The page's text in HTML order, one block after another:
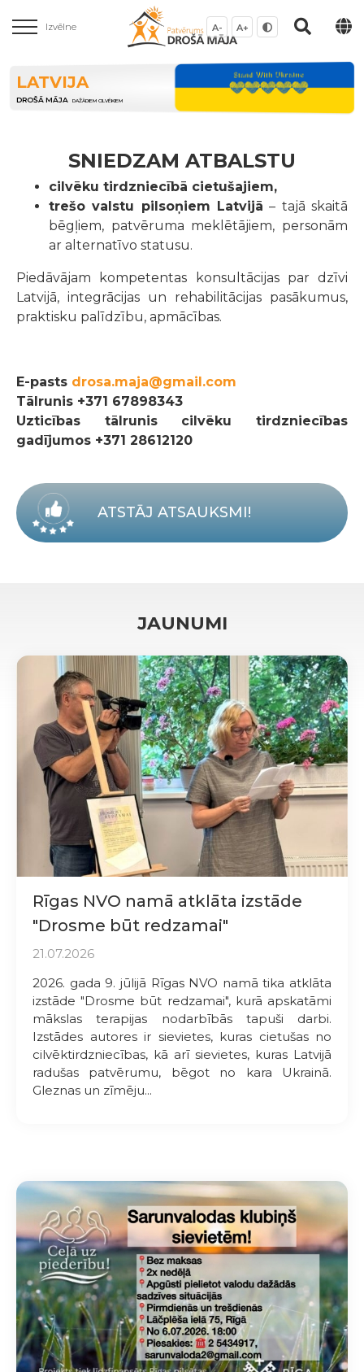
Izvēlne A- A+
LATVIJA
DROŠĀ MĀJA DAŽĀDIEM CILVĒKIEM
SNIEDZAM ATBALSTU
cilvēku tirdzniecībā cietušajiem,
trešo valstu pilsoņiem Latvijā – tajā skaitā
bēgļiem, patvēruma meklētājiem, personām
ar alternatīvo statusu.
Piedāvājam kompetentas konsultācijas par dzīvi
Latvijā, integrācijas un rehabilitācijas pasākumus,
praktisku palīdzību, apmācības.
E-pasts drosa.maja@gmail.com
Tālrunis +371 67898343
Uzticības tālrunis cilvēku tirdzniecības
gadījumos +371 28612120
ATSTĀJ ATSAUKSMI!
JAUNUMI
Rīgas NVO namā atklāta izstāde
"Drosme būt redzamai"
21.07.2026
2026. gada 9. jūlijā Rīgas NVO namā tika atklāta
izstāde "Drosme būt redzamai", kurā apskatāmi
mākslas terapijas nodarbībās tapuši darbi.
Izstādes autores ir sievietes, kuras cietušas no
cilvēktirdzniecības, kā arī sievietes, kuras Latvijā
radušas patvērumu, bēgot no kara Ukrainā.
Gleznas un zīmēju...